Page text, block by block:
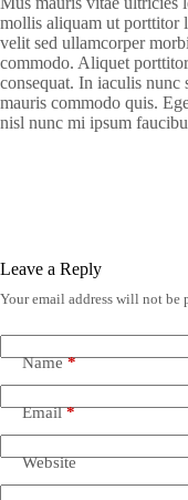
mollis aliquam ut porttitor
velit sed ullamcorper
commodo. Aliquet
consequat. In iaculis nunc
mauris commodo quis.
nisl nunc mi ipsum
Leave a Reply
Your email address will not be
Name*
Email*
Website